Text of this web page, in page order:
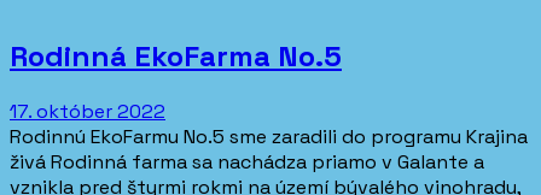
Rodinná EkoFarma No.5
17. október 2022
Rodinnú EkoFarmu No.5 sme zaradili do programu Krajina
živá Rodinná farma sa nachádza priamo v Galante a
vznikla pred štyrmi rokmi na území bývalého vinohradu,